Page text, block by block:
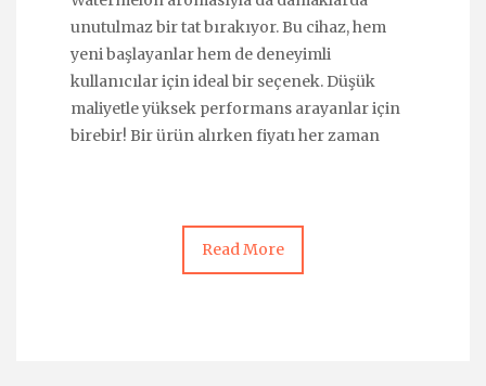
unutulmaz bir tat bırakıyor. Bu cihaz, hem
yeni başlayanlar hem de deneyimli
kullanıcılar için ideal bir seçenek. Düşük
maliyetle yüksek performans arayanlar için
birebir! Bir ürün alırken fiyatı her zaman
Read More